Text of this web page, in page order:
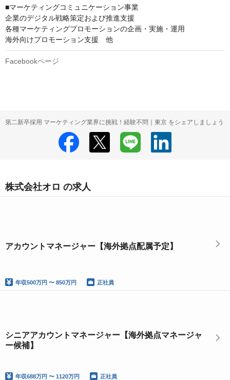
■マーケティングコミュニケーション事業
企業のデジタル戦略策定および推進支援
各種マーケティングプロモーションの企画・実施・運用
海外向けプロモーション支援　他
Facebookページ
第二新卒採用 マーケティング業界に挑戦！経験不問｜東京 をシェアしましょう
株式会社オロ の求人
アカウントマネージャー【海外拠点配属予定】
年収500万円 〜 850万円 正社員
シニアアカウントマネージャー【海外拠点マネージャ
ー候補】
年収688万円 〜 1120万円 正社員